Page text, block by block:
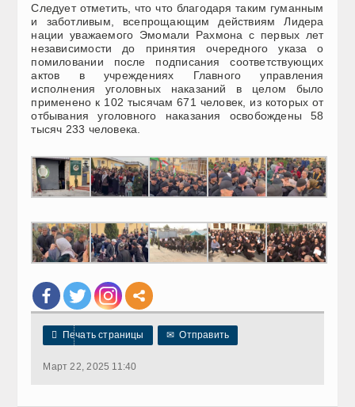
Следует отметить, чточто благодаря таким гуманным
и заботливым, всепрощающим действиям Лидера
нации уважаемого Эмомали Рахмона с первых лет
независимости до принятия очередного указа о
помиловании после подписания соответствующих
актов в учреждениях Главного управления
исполнения уголовных наказаний в целом было
применено к 102 тысячам 671 человек, из которых от
отбывания уголовного наказания освобождены 58
тысяч 233 человека.
 Печать страницы ✉ Отправить
Март 22, 2025 11:40